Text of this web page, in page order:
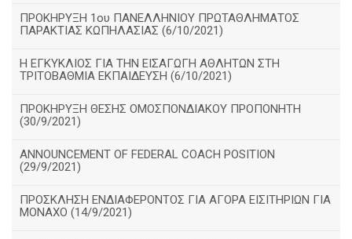
ΠΡΟΚΗΡΥΞΗ 1ου ΠΑΝΕΛΛΗΝΙΟΥ ΠΡΩΤΑΘΛΗΜΑΤΟΣ
ΠΑΡΑΚΤΙΑΣ ΚΩΠΗΛΑΣΙΑΣ (6/10/2021)
Η ΕΓΚΥΚΛΙΟΣ ΓΙΑ ΤΗΝ ΕΙΣΑΓΩΓΗ ΑΘΛΗΤΩΝ ΣΤΗ
ΤΡΙΤΟΒΑΘΜΙΑ ΕΚΠΑΙΔΕΥΣΗ (6/10/2021)
ΠΡΟΚΗΡΥΞΗ ΘΕΣΗΣ ΟΜΟΣΠΟΝΔΙΑΚΟΥ ΠΡΟΠΟΝΗΤΗ
(30/9/2021)
ANNOUNCEMENT OF FEDERAL COACH POSITION
(29/9/2021)
ΠΡΟΣΚΛΗΣΗ ΕΝΔΙΑΦΕΡΟΝΤΟΣ ΓΙΑ ΑΓΟΡΑ ΕΙΣΙΤΗΡΙΩΝ ΓΙΑ
ΜΟΝΑΧΟ (14/9/2021)